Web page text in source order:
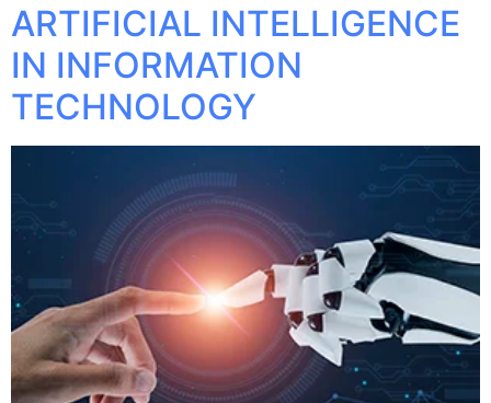
ARTIFICIAL INTELLIGENCE
IN INFORMATION
TECHNOLOGY